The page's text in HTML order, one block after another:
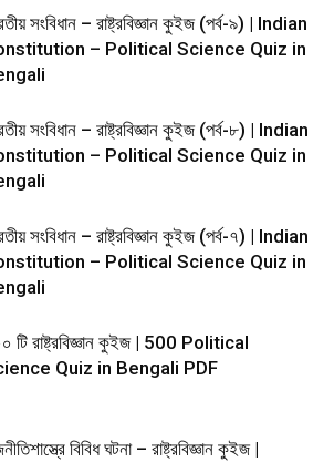
সংবিধান – রাষ্ট্রবিজ্ঞান কুইজ (পর্ব-৯) | Indian
– Political Science Quiz in
সংবিধান – রাষ্ট্রবিজ্ঞান কুইজ (পর্ব-৮) | Indian
– Political Science Quiz in
সংবিধান – রাষ্ট্রবিজ্ঞান কুইজ (পর্ব-৭) | Indian
– Political Science Quiz in
টি রাষ্ট্রবিজ্ঞান কুইজ | 500 Political
Quiz in Bengali PDF
বিবিধ ঘটনা – রাষ্ট্রবিজ্ঞান কুইজ |